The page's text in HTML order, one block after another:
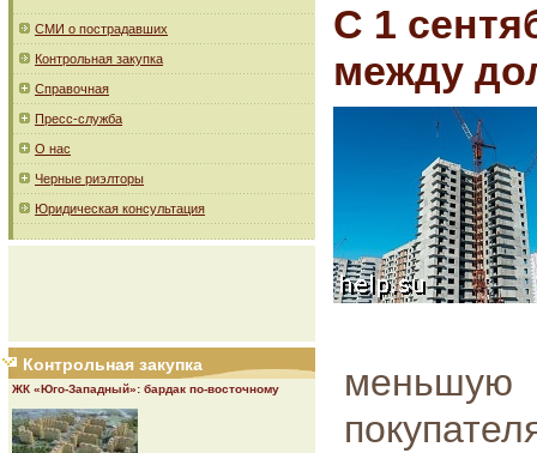
СМИ о пострадавших
Контрольная закупка
Справочная
Пресс-служба
О нас
Черные риэлторы
Юридическая консультация
Контрольная закупка
ЖК «Юго-Западный»: бардак по-восточному
С 1
между
меньшую